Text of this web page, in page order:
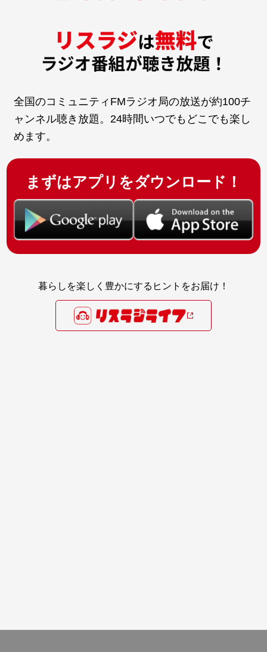
全国のコミュニティFMラジオ局の放送が約100チ
ャンネル聴き放題。24時間いつでもどこでも楽し
めます。
まずはアプリをダウンロード！
暮らしを楽しく豊かにするヒントをお届け！